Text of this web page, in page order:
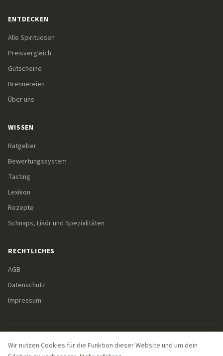
ENTDECKEN
Alle Spirituosen
Preisvergleich
Gutscheine
Brennereien
Über uns
WISSEN
Ratgeber
Bewertungssystem
Tasting
Lexikon
Rezepte
Schnaps, Likör und Spezialitäten
RECHTLICHES
AGB
Datenschutz
Impressum
© 2026 Bergsommeliers. Alle Rechte vorbehalten.
Wir nutzen Cookies für die Funktion dieser Website und um dein